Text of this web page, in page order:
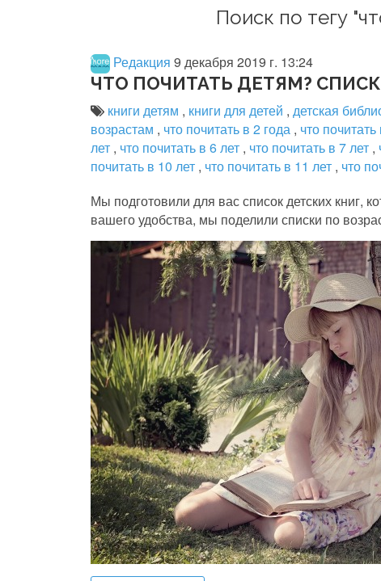
Поиск по тегу
Редакция 9 декабря 2019 г. 13:24
ЧТО ПОЧИТАТЬ ДЕТЯМ?
книги детям , книги для детей , детская
возрастам , что почитать в 2 года , что
лет , что почитать в 6 лет , что почитать в 7 лет ,
почитать в 10 лет , что почитать в 11 лет , что
Мы подготовили для вас список детских книг,
вашего удобства, мы поделили списки по